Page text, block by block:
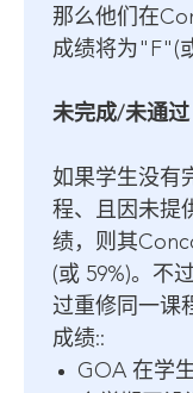
那么他们在
成绩将为"F"(
未完成/未通过
如果学生没有
程、且因未提
绩，则其
(或 59%)。不
过重修同一课
成绩::
GOA 在学